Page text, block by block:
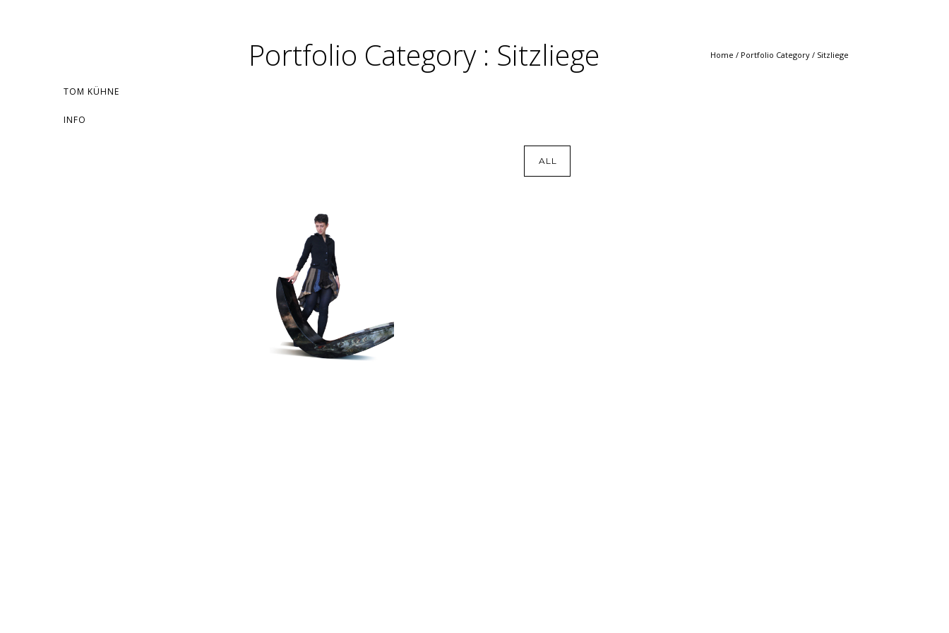
TOM KÜHNE
INFO
Portfolio Category : Sitzliege Home / Portfolio Category / Sitzliege
ALL
Seehebel
Sitzliege